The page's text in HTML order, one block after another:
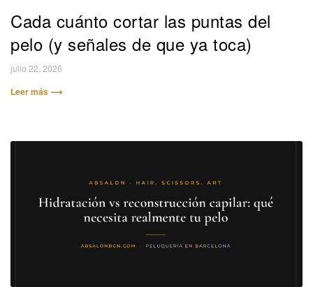
Cada cuánto cortar las puntas del
pelo (y señales de que ya toca)
julio 22, 2026
Leer más ⟶